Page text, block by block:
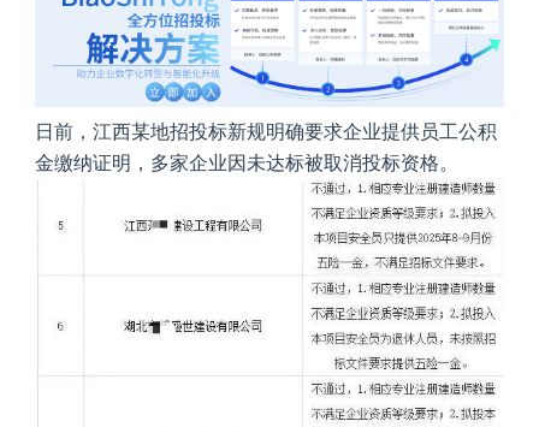
日前，江西某地招投标新规明确要求企业提供员工公积
金缴纳证明，多家企业因未达标被取消投标资格。